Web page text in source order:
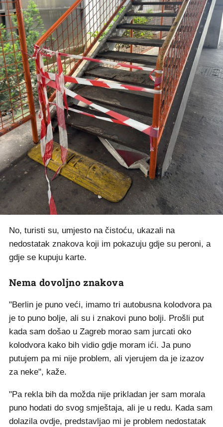
No, turisti su, umjesto na čistoću, ukazali na
nedostatak znakova koji im pokazuju gdje su peroni, a
gdje se kupuju karte.
Nema dovoljno znakova
"Berlin je puno veći, imamo tri autobusna kolodvora pa
je to puno bolje, ali su i znakovi puno bolji. Prošli put
kada sam došao u Zagreb morao sam jurcati oko
kolodvora kako bih vidio gdje moram ići. Ja puno
putujem pa mi nije problem, ali vjerujem da je izazov
za neke", kaže.
"Pa rekla bih da možda nije prikladan jer sam morala
puno hodati do svog smještaja, ali je u redu. Kada sam
dolazila ovdje, predstavljao mi je problem nedostatak